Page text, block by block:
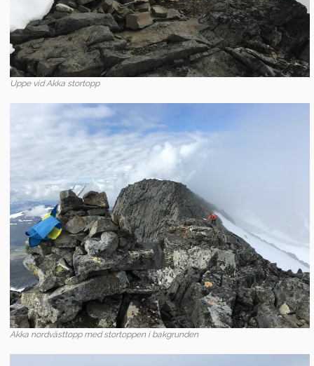
Uppe vid Akka stortopp
Akka nordvästtopp med stortoppen i bakgrunden